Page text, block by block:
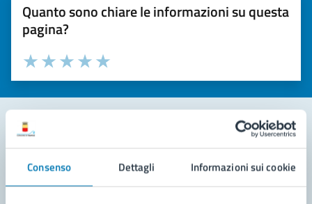
Consenso Dettagli Informazioni sui cookie
Quanto sono chiare le informazioni su questa
pagina?
Valuta la chiarezza delle informazioni (da 1 a 5 stelle)
Seleziona il numero di stelle per valutare la chiarezza delle
Valuta 5 stelle su 5
Valuta 4 stelle su 5
Valuta 3 stelle su 5
Valuta 2 stelle su 5
Valuta 1 stelle su 5
Leggi le domande frequenti